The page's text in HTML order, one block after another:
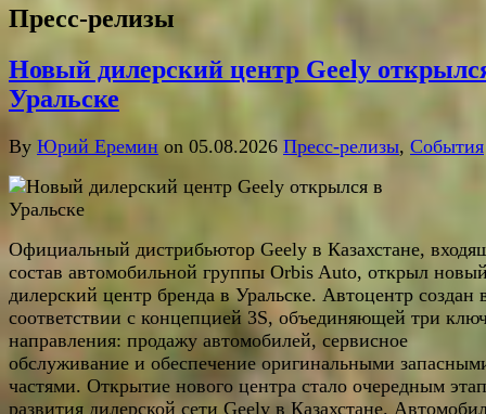
Пресс-релизы
Новый дилерский центр Geely
Уральске
By Юрий Ереминon 05.08.2026 Пресс-релизы, События
Официальный дистрибьютор Geely в Казахстане,
состав автомобильной группы Orbis Auto, открыл
дилерский центр бренда в Уральске. Автоцентр создан
соответствии с концепцией 3S, объединяющей три
направления: продажу автомобилей, сервисное
обслуживание и обеспечение оригинальными
частями. Открытие нового центра стало очередным
развития дилерской сети Geely в Казахстане.